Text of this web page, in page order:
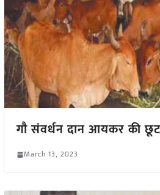
गौ संवर्धन दान आयकर की
March 13, 2023